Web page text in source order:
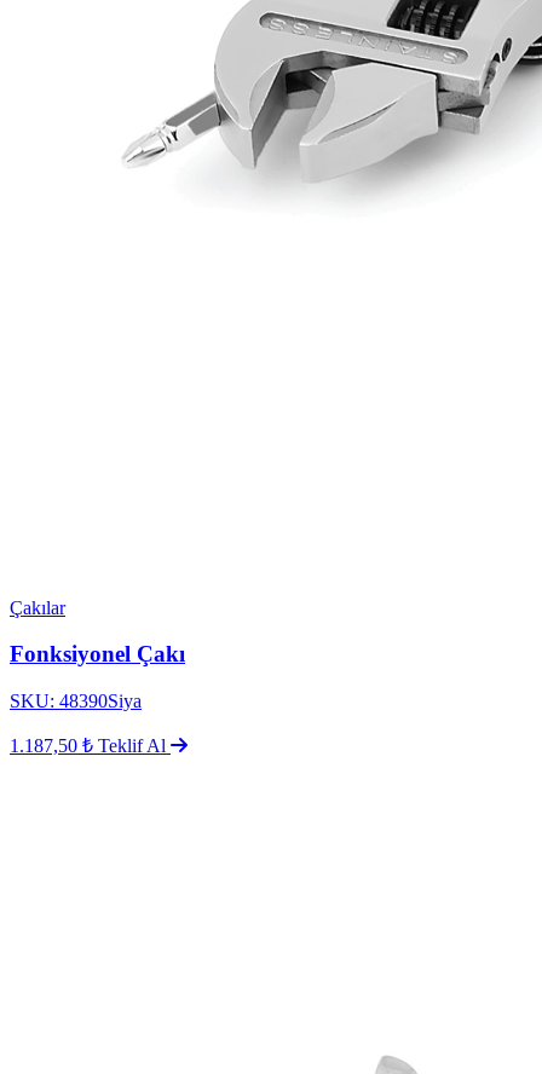
Çakılar
Fonksiyonel Çakı
SKU: 48390Siya
1.187,50 ₺ Teklif Al